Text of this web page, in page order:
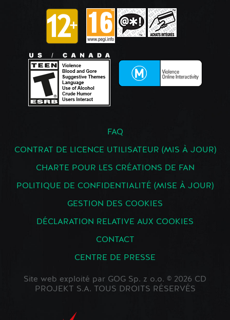
FAQ
CONTRAT DE LICENCE UTILISATEUR (MIS À JOUR)
CHARTE POUR LES CRÉATIONS DE FAN
POLITIQUE DE CONFIDENTIALITÉ (MISE À JOUR)
GESTION DES COOKIES
DÉCLARATION RELATIVE AUX COOKIES
CONTACT
CENTRE DE PRESSE
Site web exploité par GOG Sp. z o.o. © 2026 CD
PROJEKT S.A. TOUS DROITS RÉSERVÉS